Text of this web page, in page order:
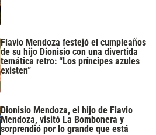
Flavio Mendoza festejó el cumpleaños
de su hijo Dionisio con una divertida
temática retro: “Los príncipes azules
existen”
Dionisio Mendoza, el hijo de Flavio
Mendoza, visitó La Bombonera y
sorprendió por lo grande que está